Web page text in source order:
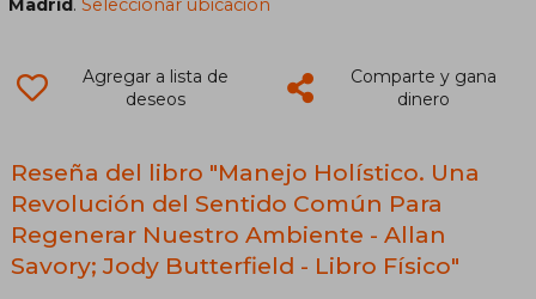
Madrid .Seleccionar ubicación
Agregar a lista de
deseos
Comparte y gana
dinero
Reseña del libro "Manejo Holístico. Una
Revolución del Sentido Común Para
Regenerar Nuestro Ambiente - Allan
Savory; Jody Butterfield - Libro Físico"